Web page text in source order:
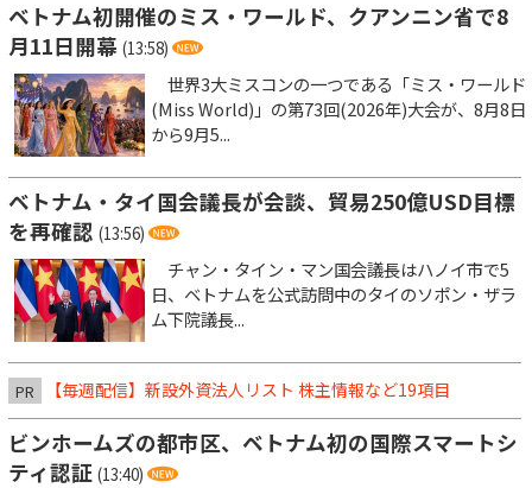
ベトナム初開催のミス・ワールド、クアンニン省で8
月11日開幕 (13:58)
世界3大ミスコンの一つである「ミス・ワールド
(Miss World)」の第73回(2026年)大会が、8月8日
から9月5...
ベトナム・タイ国会議長が会談、貿易250億USD目標
を再確認 (13:56)
チャン・タイン・マン国会議長はハノイ市で5
日、ベトナムを公式訪問中のタイのソポン・ザラ
ム下院議長...
PR 【毎週配信】新設外資法人リスト 株主情報など19項目
ビンホームズの都市区、ベトナム初の国際スマートシ
ティ認証 (13:40)